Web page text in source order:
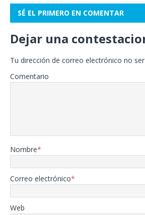
SÉ EL PRIMERO EN COMENTAR
Dejar una
Tu dirección de correo electrónico no
Comentario
Nombre*
Correo electrónico*
Web